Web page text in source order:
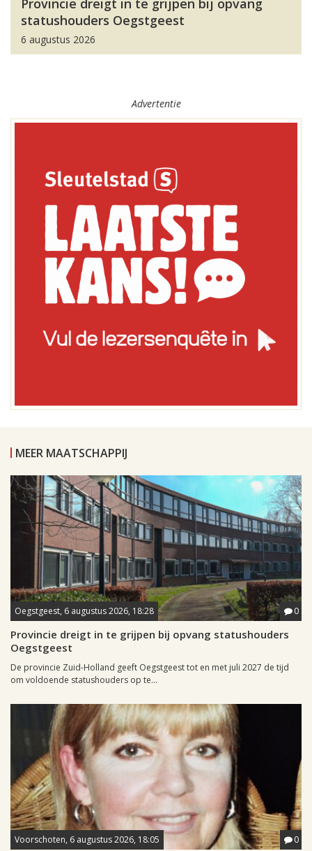
Provincie dreigt in te grijpen bij opvang
statushouders Oegstgeest
6 augustus 2026
Advertentie
MEER MAATSCHAPPIJ
Oegstgeest, 6 augustus 2026, 18:28 0
Provincie dreigt in te grijpen bij opvang statushouders
Oegstgeest
De provincie Zuid-Holland geeft Oegstgeest tot en met juli 2027 de tijd
om voldoende statushouders op te...
Voorschoten, 6 augustus 2026, 18:05 0